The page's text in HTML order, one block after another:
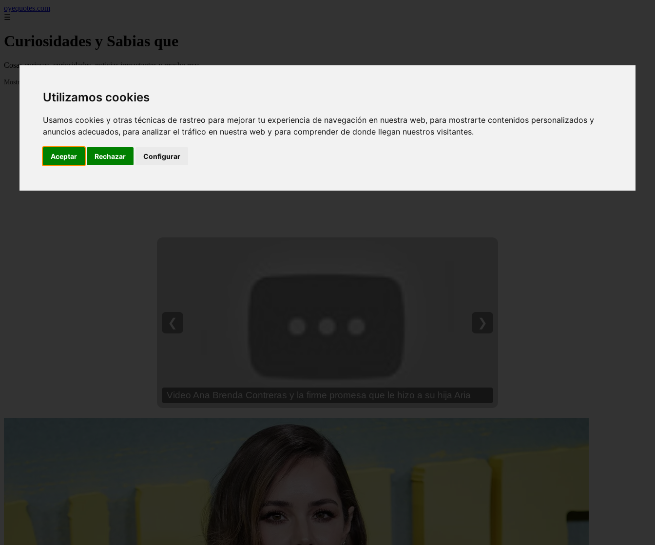
Utilizamos cookies
Usamos cookies y otras técnicas de rastreo para mejorar tu experiencia de navegación en nuestra web, para mostrarte contenidos personalizados y
anuncios adecuados, para analizar el tráfico en nuestra web y para comprender de donde llegan nuestros visitantes.
Aceptar Rechazar Configurar
oyequotes.com
☰
Curiosidades y Sabias que
Cosas curiosas, curiosidades, noticias impactantes y mucho mas
Mostrando 1 - 24 de 2838 artículos
muy difícil perder a un amigo
❮ ❯